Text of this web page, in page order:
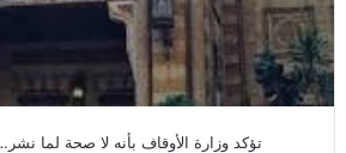
تؤكد وزارة الأوقاف بأنه لا صحة لما